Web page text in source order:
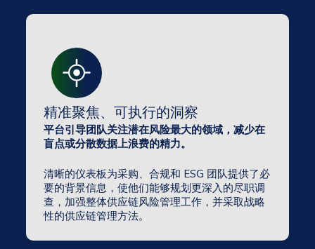
精准聚焦、可执行的洞察
平台引导团队关注潜在风险最大的领域，减少在
盲点或分散数据上浪费的精力。
清晰的仪表板为采购、合规和 ESG 团队提供了必
要的背景信息，使他们能够规划更深入的尽职调
查，加强整体供应链风险管理工作，并采取战略
性的供应链管理方法。